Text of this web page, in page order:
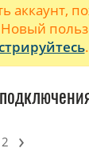
аккаунт,
.
›